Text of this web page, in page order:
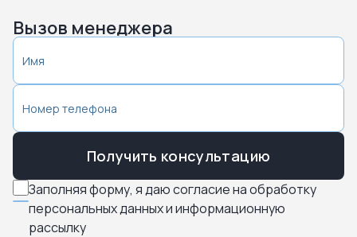
Вызов менеджера
Заполняя форму, я даю согласие на обработку
персональных данных и информационную
рассылку
Получить консультацию